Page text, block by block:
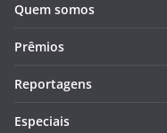
Quem somos
Prêmios
Reportagens
Especiais